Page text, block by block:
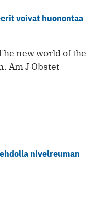
voivat huonontaa
new world of the
Am J Obstet
nivelreuman